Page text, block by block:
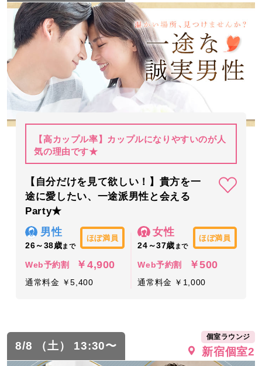
【高カップル率】カップルになりやすいのが人
気の理由です★
【自分だけを見て欲しい！】貴方を一
途に愛したい、一途派男性と会える
Party★
男性
26～38歳まで
ほぼ満員
Web予約割 ￥4,900
通常料金 ￥5,400
女性
24～37歳 まで
ほぼ満員
Web予約割 ￥500
通常料金 ￥1,000
8/8 （土） 13:30〜
個室ラウンジ
新宿個室2